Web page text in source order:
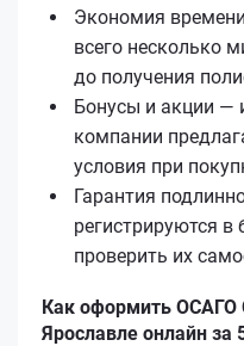
Экономия
всего несколько
до получения
Бонусы и акции —
компании
условия при
Гарантия
регистрируются
проверить их
Как оформить ОСАГО
Ярославле онлайн за